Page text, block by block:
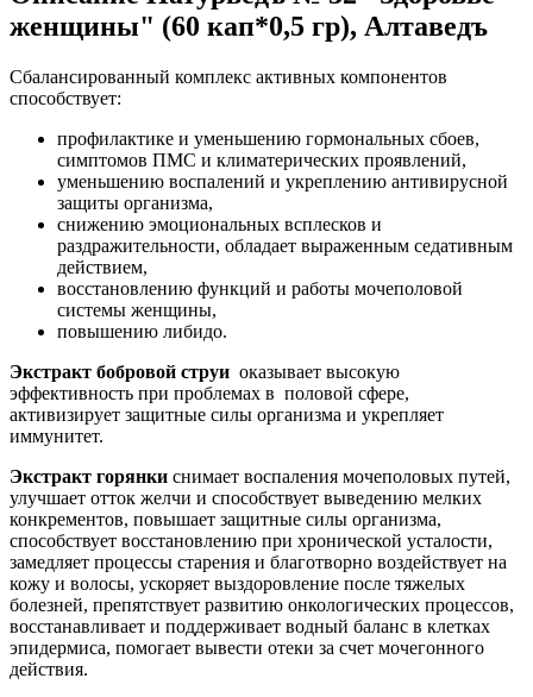
женщины" (60 кап*0,5 гр), Алтаведъ
Сбалансированный комплекс активных компонентов
способствует:
профилактике и уменьшению гормональных сбоев,
симптомов ПМС и климатерических проявлений,
уменьшению воспалений и укреплению антивирусной
защиты организма,
снижению эмоциональных всплесков и
раздражительности, обладает выраженным седативным
действием,
восстановлению функций и работы мочеполовой
системы женщины,
повышению либидо.
Экстракт бобровой струи оказывает высокую
эффективность при проблемах в половой сфере,
активизирует защитные силы организма и укрепляет
иммунитет.
Экстракт горянки снимает воспаления мочеполовых путей,
улучшает отток желчи и способствует выведению мелких
конкрементов, повышает защитные силы организма,
способствует восстановлению при хронической усталости,
замедляет процессы старения и благотворно воздействует на
кожу и волосы, ускоряет выздоровление после тяжелых
болезней, препятствует развитию онкологических процессов,
восстанавливает и поддерживает водный баланс в клетках
эпидермиса, помогает вывести отеки за счет мочегонного
действия.